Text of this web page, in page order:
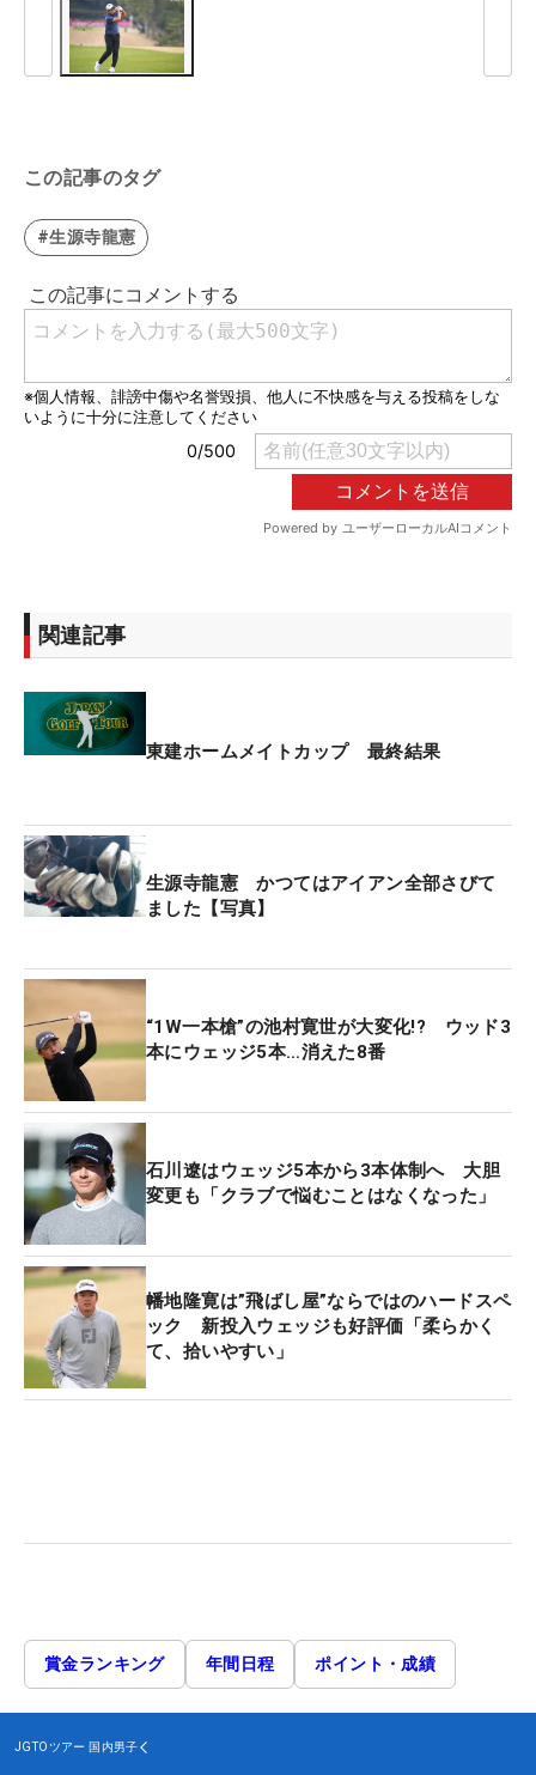
この記事のタグ
#生源寺龍憲
関連記事
東建ホームメイトカップ 最終結果
生源寺龍憲 かつてはアイアン全部さびて
ました【写真】
“1W一本槍”の池村寛世が大変化!? ウッド3
本にウェッジ5本…消えた8番
石川遼はウェッジ5本から3本体制へ 大胆
変更も「クラブで悩むことはなくなった」
幡地隆寛は”飛ばし屋”ならではのハードスペ
ック 新投入ウェッジも好評価「柔らかく
て、拾いやすい」
賞金ランキング 年間日程 ポイント・成績
JGTOツアー 国内男子